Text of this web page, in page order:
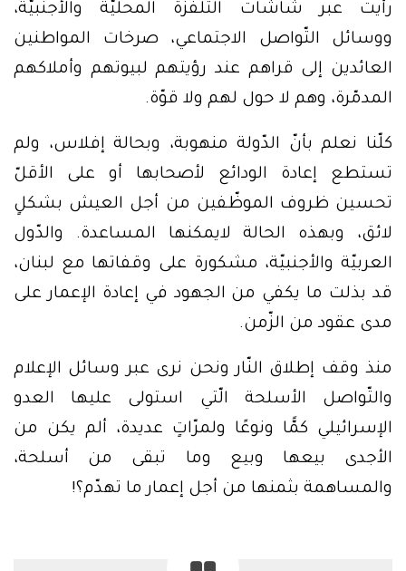
رأيت عبر شاشات التّلفزة المحليّة والأجنبيّة،
ووسائل التّواصل الاجتماعي، صرخات المواطنين
العائدين إلى قراهم عند رؤيتهم لبيوتهم وأملاكهم
المدمّرة، وهم لا حول لهم ولا قوّة.
كلّنا نعلم بأنّ الدّولة منهوبة، وبحالة إفلاس، ولم
تستطع إعادة الودائع لأصحابها أو على الأقلّ
تحسين ظروف الموظّفين من أجل العيش بشكلٍ
لائق، وبهذه الحالة لايمكنها المساعدة. والدّول
العربيّة والأجنبيّة، مشكورة على وقفاتها مع لبنان،
قد بذلت ما يكفي من الجهود في إعادة الإعمار على
مدى عقود من الزّمن.
منذ وقف إطلاق النّار ونحن نرى عبر وسائل الإعلام
والتّواصل الأسلحة الّتي استولى عليها العدو
الإسرائيلي كمًّا ونوعًا ولمرّاتٍ عديدة، ألم يكن من
الأجدى بيعها وبيع وما تبقى من أسلحة،
والمساهمة بثمنها من أجل إعمار ما تهدّم؟!